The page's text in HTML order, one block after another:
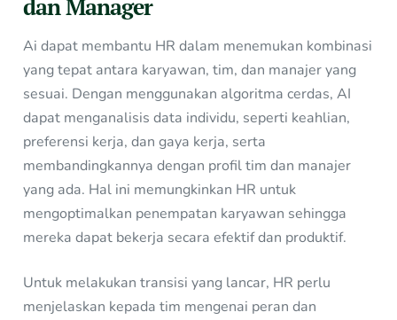
dan Manager
Ai dapat membantu HR dalam menemukan kombinasi
yang tepat antara karyawan, tim, dan manajer yang
sesuai. Dengan menggunakan algoritma cerdas, AI
dapat menganalisis data individu, seperti keahlian,
preferensi kerja, dan gaya kerja, serta
membandingkannya dengan profil tim dan manajer
yang ada. Hal ini memungkinkan HR untuk
mengoptimalkan penempatan karyawan sehingga
mereka dapat bekerja secara efektif dan produktif.
Untuk melakukan transisi yang lancar, HR perlu
menjelaskan kepada tim mengenai peran dan